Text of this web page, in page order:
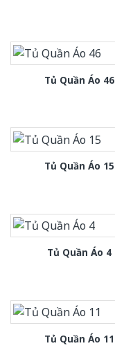
Tủ Quần Áo 46
Tủ Quần Áo 15
Tủ Quần Áo 4
Tủ Quần Áo 11